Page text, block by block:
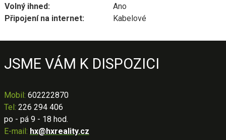
Volný ihned:
Ano
Připojení na internet:
Kabelové
JSME VÁM K DISPOZICI
Mobil: 602222870
Tel: 226 294 406
po - pá 9 - 18 hod.
E-mail: hx@hxreality.cz